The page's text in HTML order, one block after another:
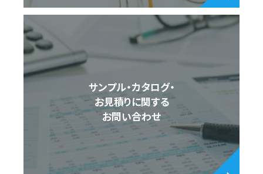
サンプル・カタログ・
お見積りに関する
お問い合わせ